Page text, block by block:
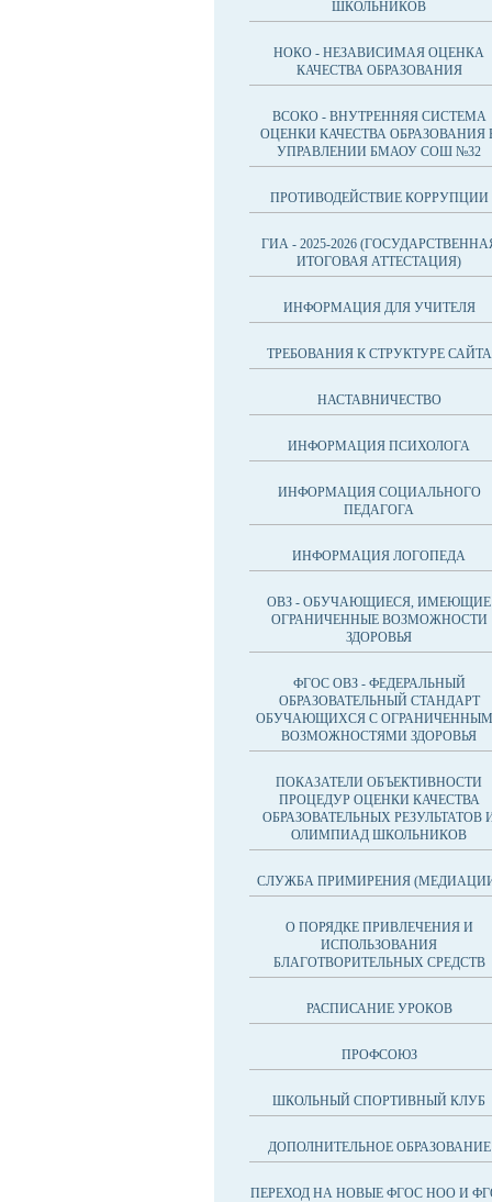
ШКОЛЬНИКОВ
НОКО - НЕЗАВИСИМАЯ ОЦЕНКА
КАЧЕСТВА ОБРАЗОВАНИЯ
ВСОКО - ВНУТРЕННЯЯ СИСТЕМА
ОЦЕНКИ КАЧЕСТВА ОБРАЗОВАНИЯ
УПРАВЛЕНИИ БМАОУ СОШ №32
ПРОТИВОДЕЙСТВИЕ КОРРУПЦИИ
ГИА - 2025-2026
ИТОГОВАЯ АТТЕСТАЦИЯ)
ИНФОРМАЦИЯ ДЛЯ УЧИТЕЛЯ
ТРЕБОВАНИЯ К СТРУКТУРЕ САЙТА
НАСТАВНИЧЕСТВО
ИНФОРМАЦИЯ ПСИХОЛОГА
ИНФОРМАЦИЯ СОЦИАЛЬНОГО
ПЕДАГОГА
ИНФОРМАЦИЯ ЛОГОПЕДА
ОВЗ - ОБУЧАЮЩИЕСЯ, ИМЕЮЩИЕ
ОГРАНИЧЕННЫЕ ВОЗМОЖНОСТИ
ЗДОРОВЬЯ
ФГОС ОВЗ - ФЕДЕРАЛЬНЫЙ
ОБРАЗОВАТЕЛЬНЫЙ СТАНДАРТ
ОБУЧАЮЩИХСЯ С
ВОЗМОЖНОСТЯМИ ЗДОРОВЬЯ
ПОКАЗАТЕЛИ ОБЪЕКТИВНОСТИ
ПРОЦЕДУР ОЦЕНКИ КАЧЕСТВА
ОБРАЗОВАТЕЛЬНЫХ РЕЗУЛЬТАТОВ
ОЛИМПИАД ШКОЛЬНИКОВ
СЛУЖБА ПРИМИРЕНИЯ
О ПОРЯДКЕ ПРИВЛЕЧЕНИЯ И
ИСПОЛЬЗОВАНИЯ
БЛАГОТВОРИТЕЛЬНЫХ СРЕДСТВ
РАСПИСАНИЕ УРОКОВ
ПРОФСОЮЗ
ШКОЛЬНЫЙ СПОРТИВНЫЙ КЛУБ
ДОПОЛНИТЕЛЬНОЕ ОБРАЗОВАНИЕ
ПЕРЕХОД НА НОВЫЕ ФГОС НОО И